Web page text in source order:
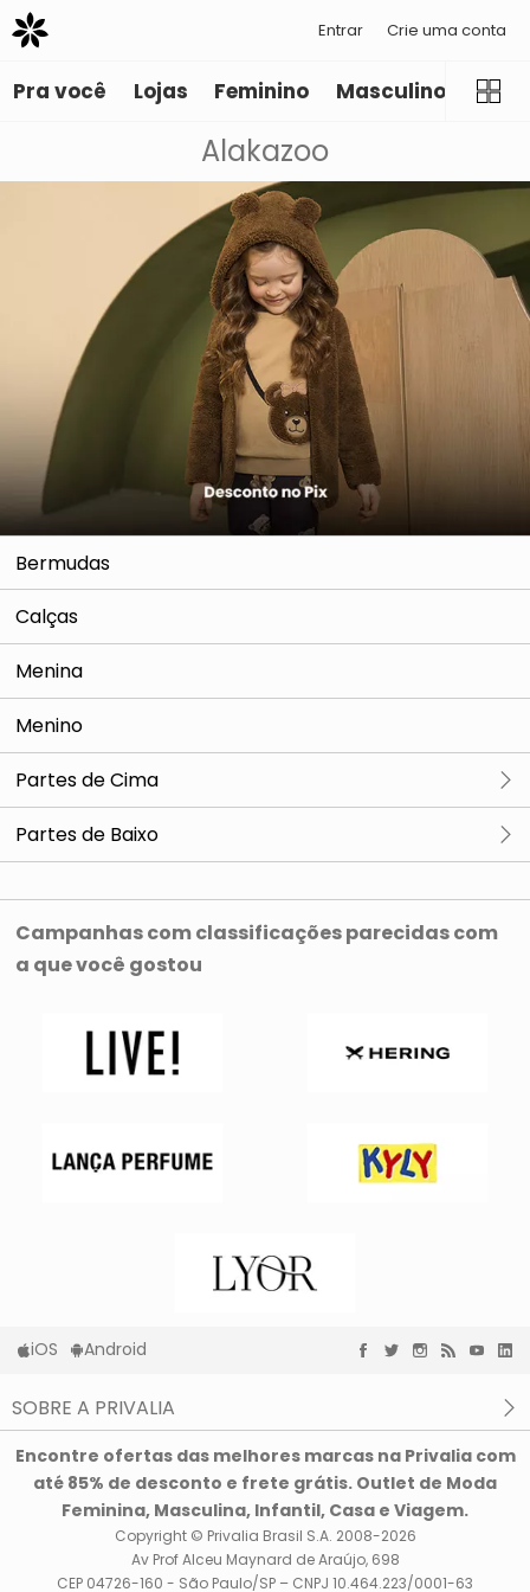
Entrar Crie uma conta
Pra você Lojas Feminino Masculino
Alakazoo
Bermudas
Calças
Menina
Menino
Partes de Cima
Blusas
Partes de Baixo
Campanhas com classificações parecidas com
a que você gostou
iOS Android
SOBRE A PRIVALIA
Privacidade e Cookies
Condições de uso
Encontre ofertas das melhores marcas na Privalia com
até 85% de desconto e frete grátis. Outlet de Moda
Feminina, Masculina, Infantil, Casa e Viagem.
Copyright © Privalia Brasil S.A. 2008-2026
Av Prof Alceu Maynard de Araújo, 698
CEP 04726-160 - São Paulo/SP – CNPJ 10.464.223/0001-63